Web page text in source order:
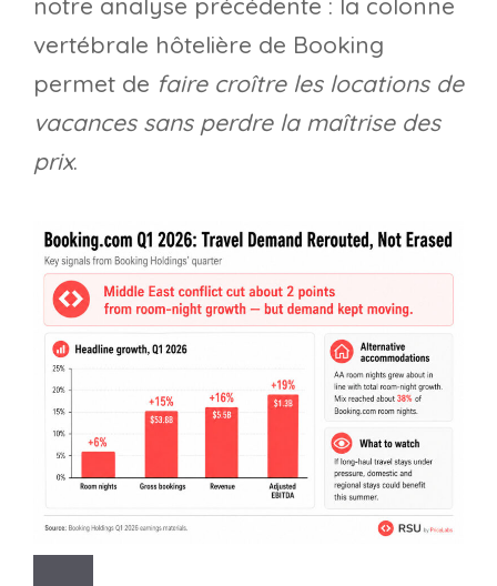
vertébrale hôtelière de Booking
permet de faire croître les locations de
vacances sans perdre la maîtrise des
prix.